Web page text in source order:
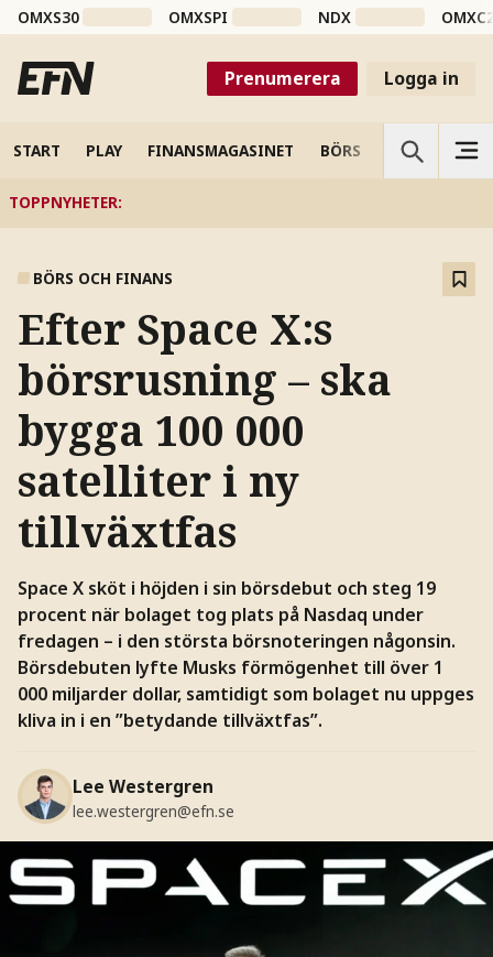
OMXS30 OMXSPI NDX
Prenumerera Logga in
START PLAY FINANSMAGASINET BÖRS VETENSKAP
TOPPNYHETER:
BÖRS OCH FINANS
Efter Space X:s
börsrusning – ska
bygga 100 000
satelliter i ny
tillväxtfas
Space X sköt i höjden i sin börsdebut och steg 19
procent när bolaget tog plats på Nasdaq under
fredagen – i den största börsnoteringen någonsin.
Börsdebuten lyfte Musks förmögenhet till över 1
000 miljarder dollar, samtidigt som bolaget nu uppges
kliva in i en ”betydande tillväxtfas”.
Lee Westergren
lee.westergren@efn.se